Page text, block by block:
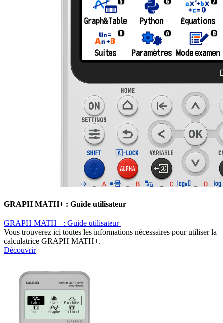
GRAPH MATH+ : Guide utilisateur ​
GRAPH MATH+ : Guide utilisateur ​
Vous trouverez ici toutes les informations nécessaires pour utiliser la
calculatrice GRAPH MATH+.
Découvrir